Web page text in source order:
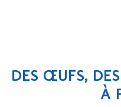
DES ŒUFS,
À